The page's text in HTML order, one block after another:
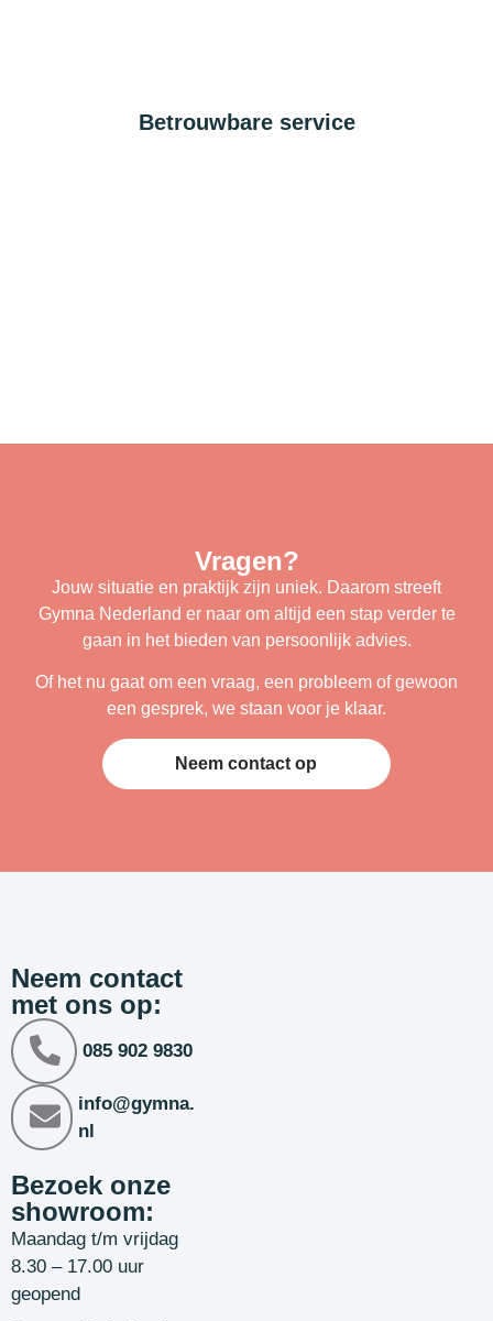
Betrouwbare service
Vragen?
Jouw situatie en praktijk zijn uniek. Daarom streeft
Gymna Nederland er naar om altijd een stap verder te
gaan in het bieden van persoonlijk advies.
Of het nu gaat om een vraag, een probleem of gewoon
een gesprek, we staan voor je klaar.
Neem contact op
Neem contact
met ons op:
085 902 9830
info@gymna.
nl
Bezoek onze
showroom:
Maandag t/m vrijdag
8.30 – 17.00 uur
geopend